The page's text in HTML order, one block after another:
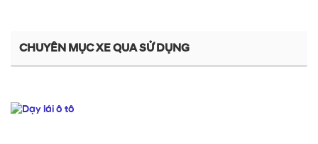
CHUYÊN MỤC XE QUA SỬ DỤNG